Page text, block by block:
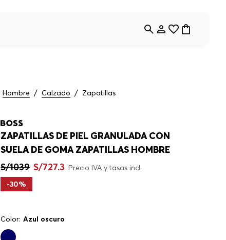
Hombre Calzado Zapatillas
ZAPATILLAS DE PIEL GRANULADA CON
SUELA DE GOMA ZAPATILLAS HOMBRE
S/1039 S/727.3 Precio IVA y tasas incl.
-30%
Color: Azul oscuro